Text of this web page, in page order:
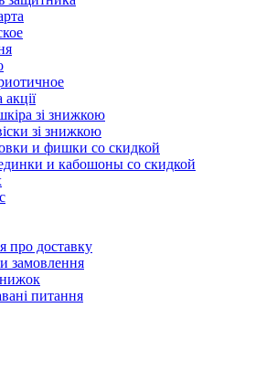
зі знижкою
зі знижкою
и фишки со скидкой
и кабошоны со скидкой
про доставку
замовлення
питання